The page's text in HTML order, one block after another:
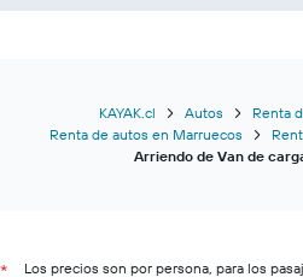
KAYAK.cl Autos
Renta
Renta de autos en Marruecos
Arriendo de Van de
* Los precios son por persona, para los